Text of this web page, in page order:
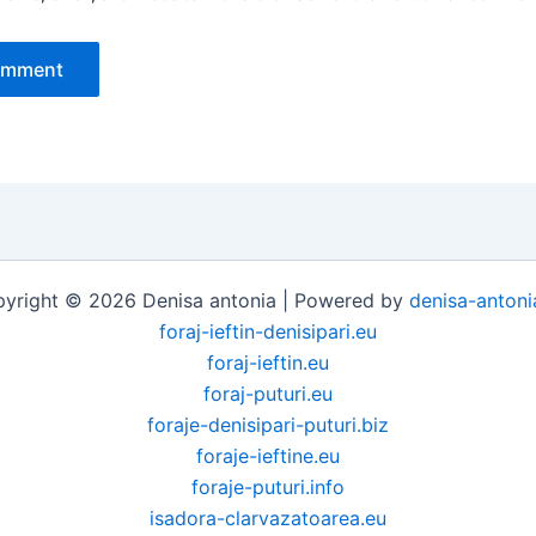
© 2026 Denisa antonia | Powered by denisa-
foraj-ieftin-denisipari.eu
foraj-ieftin.eu
foraj-puturi.eu
foraje-denisipari-puturi.biz
foraje-ieftine.eu
foraje-puturi.info
isadora-clarvazatoarea.eu